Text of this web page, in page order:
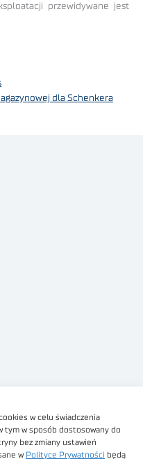
w celu świadczenia
tym w sposób dostosowany do
bez zmiany ustawień
w Polityce Prywatności będą
przewidywane jest
dla Schenkera